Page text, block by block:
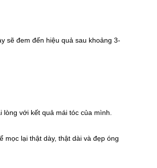
sẽ đem đến hiệu quả sau khoảng 3-
với kết quả mái tóc của mình.
mọc lại thật dày, thật dài và đẹp óng